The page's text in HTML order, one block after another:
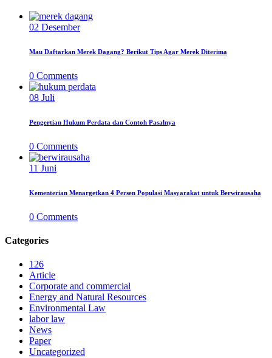
02 Desember
Mau Daftarkan Merek Dagang? Berikut Tips Agar Merek Diterima
0 Comments
08 Juli
Pengertian Hukum Perdata dan Contoh Pasalnya
0 Comments
11 Juni
Kementerian Menargetkan 4 Persen Populasi Masyarakat untuk Berwirausaha
0 Comments
Categories
126
Article
Corporate and commercial
Energy and Natural Resources
Environmental Law
labor law
News
Paper
Uncategorized